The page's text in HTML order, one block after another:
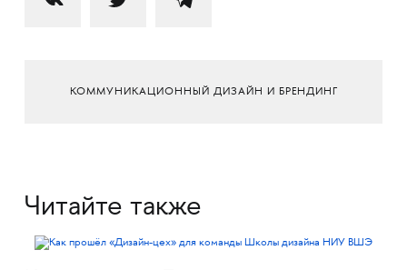
КОММУНИКАЦИОННЫЙ ДИЗАЙН И БРЕНДИНГ
Читайте также